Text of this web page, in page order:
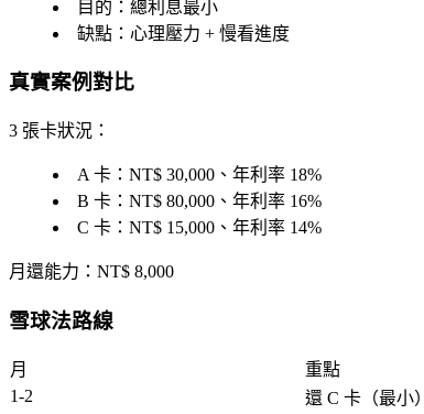
目的 ：總利息最小
缺點 ：心理壓力 + 慢看進度
真實案例對比
3 張卡狀況 ：
A 卡：NT$ 30,000、年利率 18%
B 卡：NT$ 80,000、年利率 16%
C 卡：NT$ 15,000、年利率 14%
月還能力 ：NT$ 8,000
雪球法路線
月 重點
1-2
還 C 卡（最小）